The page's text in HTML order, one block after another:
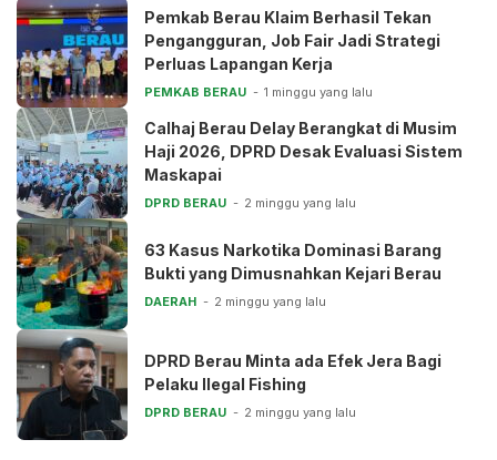
Pemkab Berau Klaim Berhasil Tekan
Pengangguran, Job Fair Jadi Strategi
Perluas Lapangan Kerja
PEMKAB BERAU 1 minggu yang lalu
Calhaj Berau Delay Berangkat di Musim
Haji 2026, DPRD Desak Evaluasi Sistem
Maskapai
DPRD BERAU 2 minggu yang lalu
63 Kasus Narkotika Dominasi Barang
Bukti yang Dimusnahkan Kejari Berau
DAERAH 2 minggu yang lalu
DPRD Berau Minta ada Efek Jera Bagi
Pelaku Ilegal Fishing
DPRD BERAU 2 minggu yang lalu